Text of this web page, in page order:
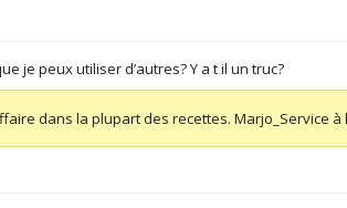
je peux utiliser d’autres? Y a t il un truc?
dans la plupart des recettes. Marjo_Service à